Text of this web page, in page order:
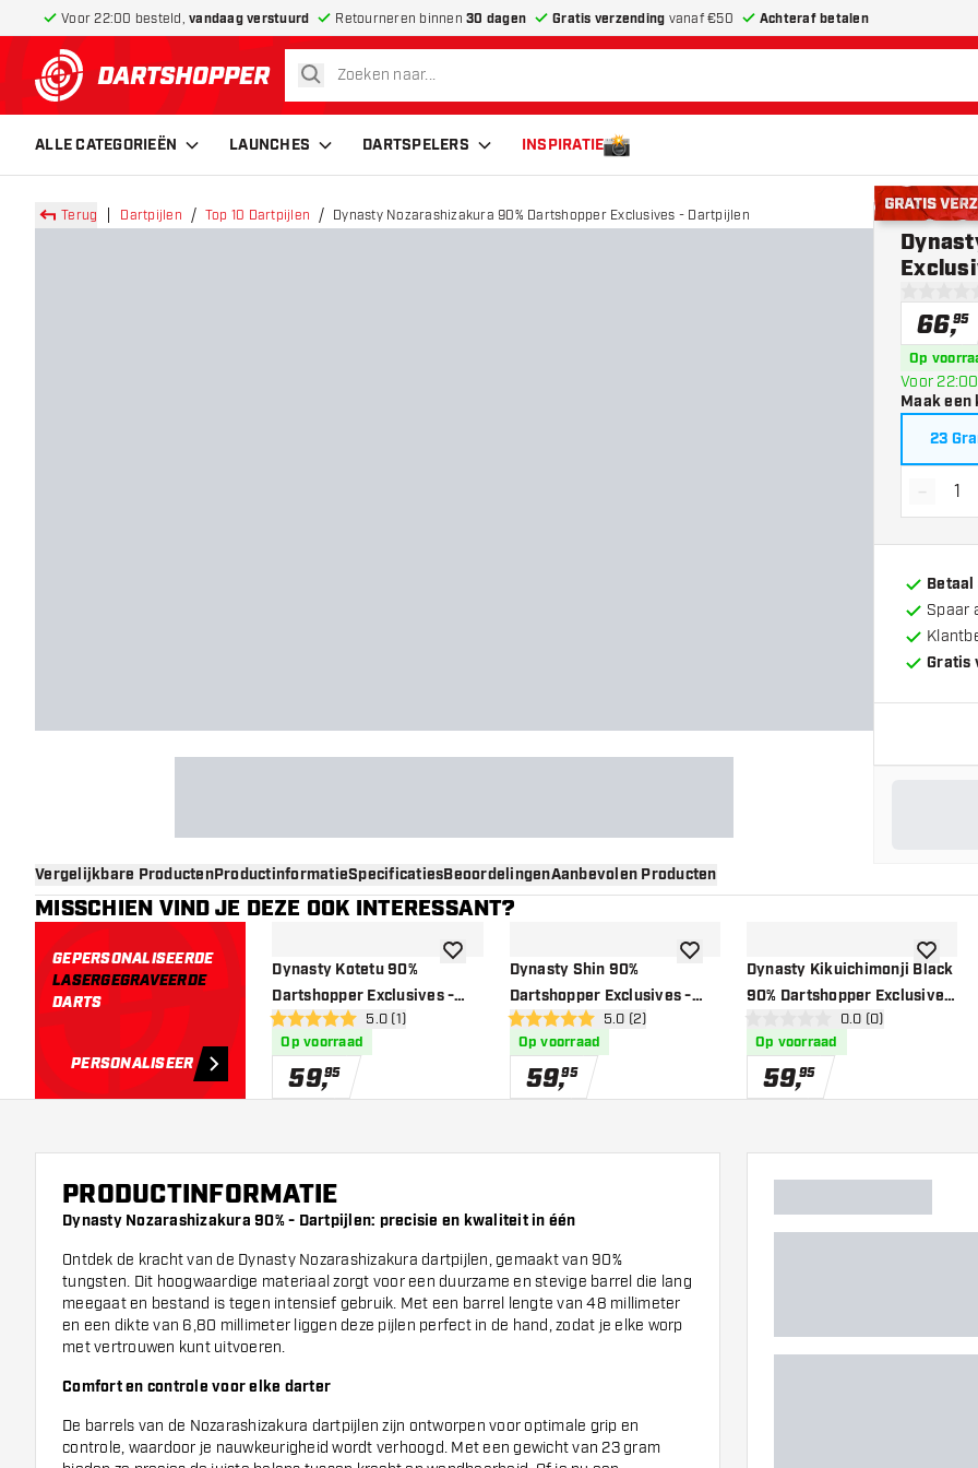
Voor 22:00 besteld, vandaag verstuurd Retourneren binnen 30 dagen Gratis verzending vanaf €50 Achteraf betalen
terug naar home pagina
zoeken
ALLE CATEGORIEËN LAUNCHES DARTSPELERS INSPIRATIE
Terug Dartpijlen Top 10 Dartpijlen Dynasty Nozarashizakura 90% Dartshopper Exclusives - Dartpijlen
Gratis
0 score
66,95
Op
Voor
Maak een
23
-
Spaar
Gratis
Vergelijkbare ProductenProductinformatieSpecificatiesBeoordelingenAanbevolen Producten
MISSCHIEN VIND JE DEZE OOK INTERESSANT?
GEPERSONALISEERDE
LASERGEGRAVEERDE
DARTS
PERSONALISEER
Dynasty Kotetu 90%
Dartshopper Exclusives -
Dartpijlenopen reviews drawer
5 score sterren5.0 (1)
Op voorraad
59,95
toevoegen aan verlanglijst
Dynasty Shin 90%
Dartshopper Exclusives -
Dartpijlenopen reviews drawer
5 score sterren5.0 (2)
Op voorraad
59,95
toevoegen aan verlanglijst
Dynasty Kikuichimonji Black
90% Dartshopper Exclusives
- Dartpijlen open reviews drawer
0 score sterren0.0 (0)
Op voorraad
59,95
PRODUCTINFORMATIE
Dynasty Nozarashizakura 90% - Dartpijlen: precisie en kwaliteit in één
Ontdek de kracht van de Dynasty Nozarashizakura dartpijlen, gemaakt van 90%
tungsten. Dit hoogwaardige materiaal zorgt voor een duurzame en stevige barrel die lang
meegaat en bestand is tegen intensief gebruik. Met een barrel lengte van 48 millimeter
en een dikte van 6,80 millimeter liggen deze pijlen perfect in de hand, zodat je elke worp
met vertrouwen kunt uitvoeren.
Comfort en controle voor elke darter
De barrels van de Nozarashizakura dartpijlen zijn ontworpen voor optimale grip en
controle, waardoor je nauwkeurigheid wordt verhoogd. Met een gewicht van 23 gram